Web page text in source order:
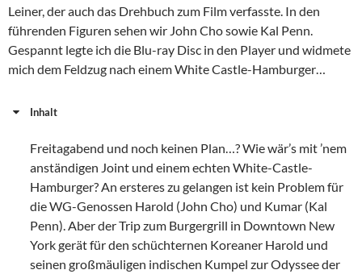
Leiner, der auch das Drehbuch zum Film verfasste. In den
führenden Figuren sehen wir John Cho sowie Kal Penn.
Gespannt legte ich die Blu-ray Disc in den Player und widmete
mich dem Feldzug nach einem White Castle-Hamburger…
Inhalt
Freitagabend und noch keinen Plan…? Wie wär’s mit ’nem
anständigen Joint und einem echten White-Castle-
Hamburger? An ersteres zu gelangen ist kein Problem für
die WG-Genossen Harold (John Cho) und Kumar (Kal
Penn). Aber der Trip zum Burgergrill in Downtown New
York gerät für den schüchternen Koreaner Harold und
seinen großmäuligen indischen Kumpel zur Odyssee der